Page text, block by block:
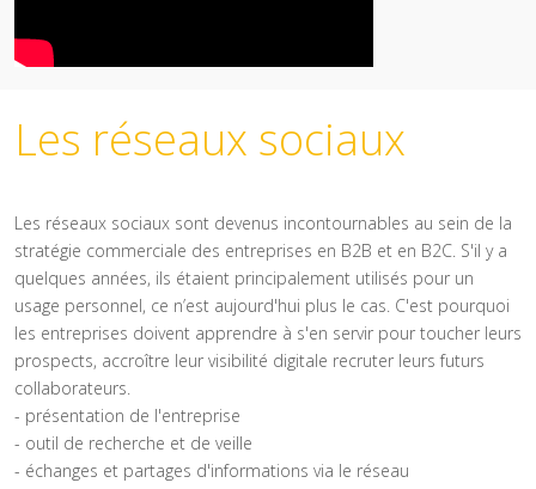
Les réseaux sociaux
Les réseaux sociaux sont devenus incontournables au sein de la
stratégie commerciale des entreprises en B2B et en B2C. S'il y a
quelques années, ils étaient principalement utilisés pour un
usage personnel, ce n’est aujourd'hui plus le cas. C'est pourquoi
les entreprises doivent apprendre à s'en servir pour toucher leurs
prospects, accroître leur visibilité digitale recruter leurs futurs
collaborateurs.
- présentation de l'entreprise
- outil de recherche et de veille
- échanges et partages d'informations via le réseau